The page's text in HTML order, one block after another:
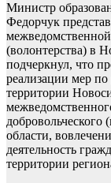
Министр
Федорчук
(волонтерства) в
подчеркнул, что
реализации мер
территории
области,
деятельность
территории